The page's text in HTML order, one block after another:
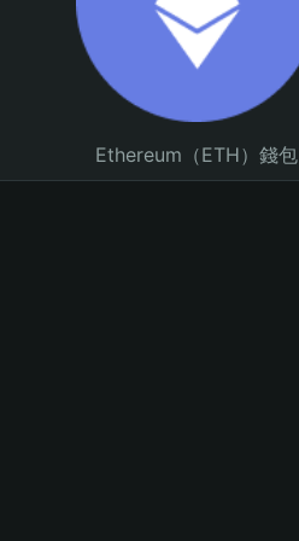
Ethereum（ETH）錢包